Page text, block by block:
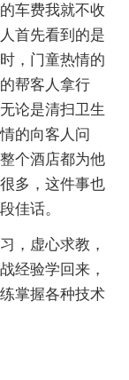
车费我就不收
首先看到的是
，门童热情的
帮客人拿行
论是清扫卫生
的向客人问
个酒店都为他
多，这件事也
佳话。
虚心求教，
经验学回来，
掌握各种技术